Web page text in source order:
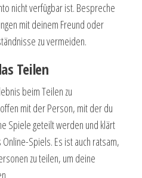
nicht verfügbar ist. Bespreche
mit deinem Freund oder
zu vermeiden.
Teilen
beim Teilen zu
mit der Person, mit der du
Spiele geteilt werden und klärt
Spiels. Es ist auch ratsam,
zu teilen, um deine